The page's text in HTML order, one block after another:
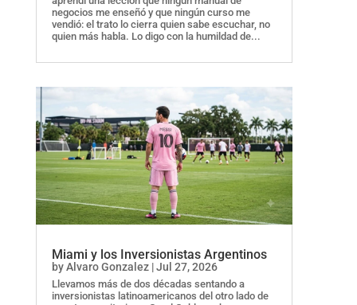
negocios me enseñó y que ningún curso me
vendió: el trato lo cierra quien sabe escuchar, no
quien más habla. Lo digo con la humildad de...
Miami y los Inversionistas Argentinos
byAlvaro Gonzalez|Jul 27, 2026
Llevamos más de dos décadas sentando a
inversionistas latinoamericanos del otro lado de